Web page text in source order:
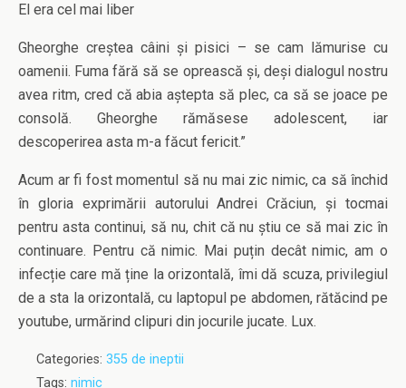
El era cel mai liber
Gheorghe creștea câini și pisici – se cam lămurise cu
oamenii. Fuma fără să se oprească și, deși dialogul nostru
avea ritm, cred că abia aștepta să plec, ca să se joace pe
consolă. Gheorghe rămăsese adolescent, iar
descoperirea asta m-a făcut fericit.”
Acum ar fi fost momentul să nu mai zic nimic, ca să închid
în gloria exprimării autorului Andrei Crăciun, și tocmai
pentru asta continui, să nu, chit că nu știu ce să mai zic în
continuare. Pentru că nimic. Mai puțin decât nimic, am o
infecție care mă ține la orizontală, îmi dă scuza, privilegiul
de a sta la orizontală, cu laptopul pe abdomen, rătăcind pe
youtube, urmărind clipuri din jocurile jucate. Lux.
Categories: 355 de ineptii
Tags: nimic